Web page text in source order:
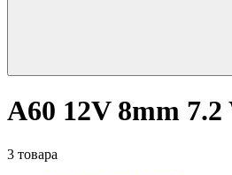
A60 12V 8mm
3 товара